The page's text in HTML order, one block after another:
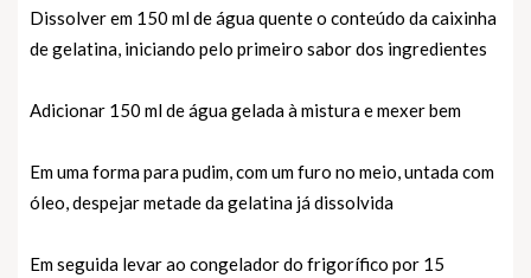
Dissolver em 150 ml de água quente o conteúdo da caixinha
de gelatina, iniciando pelo primeiro sabor dos ingredientes
Adicionar 150 ml de água gelada à mistura e mexer bem
Em uma forma para pudim, com um furo no meio, untada com
óleo, despejar metade da gelatina já dissolvida
Em seguida levar ao congelador do frigorífico por 15